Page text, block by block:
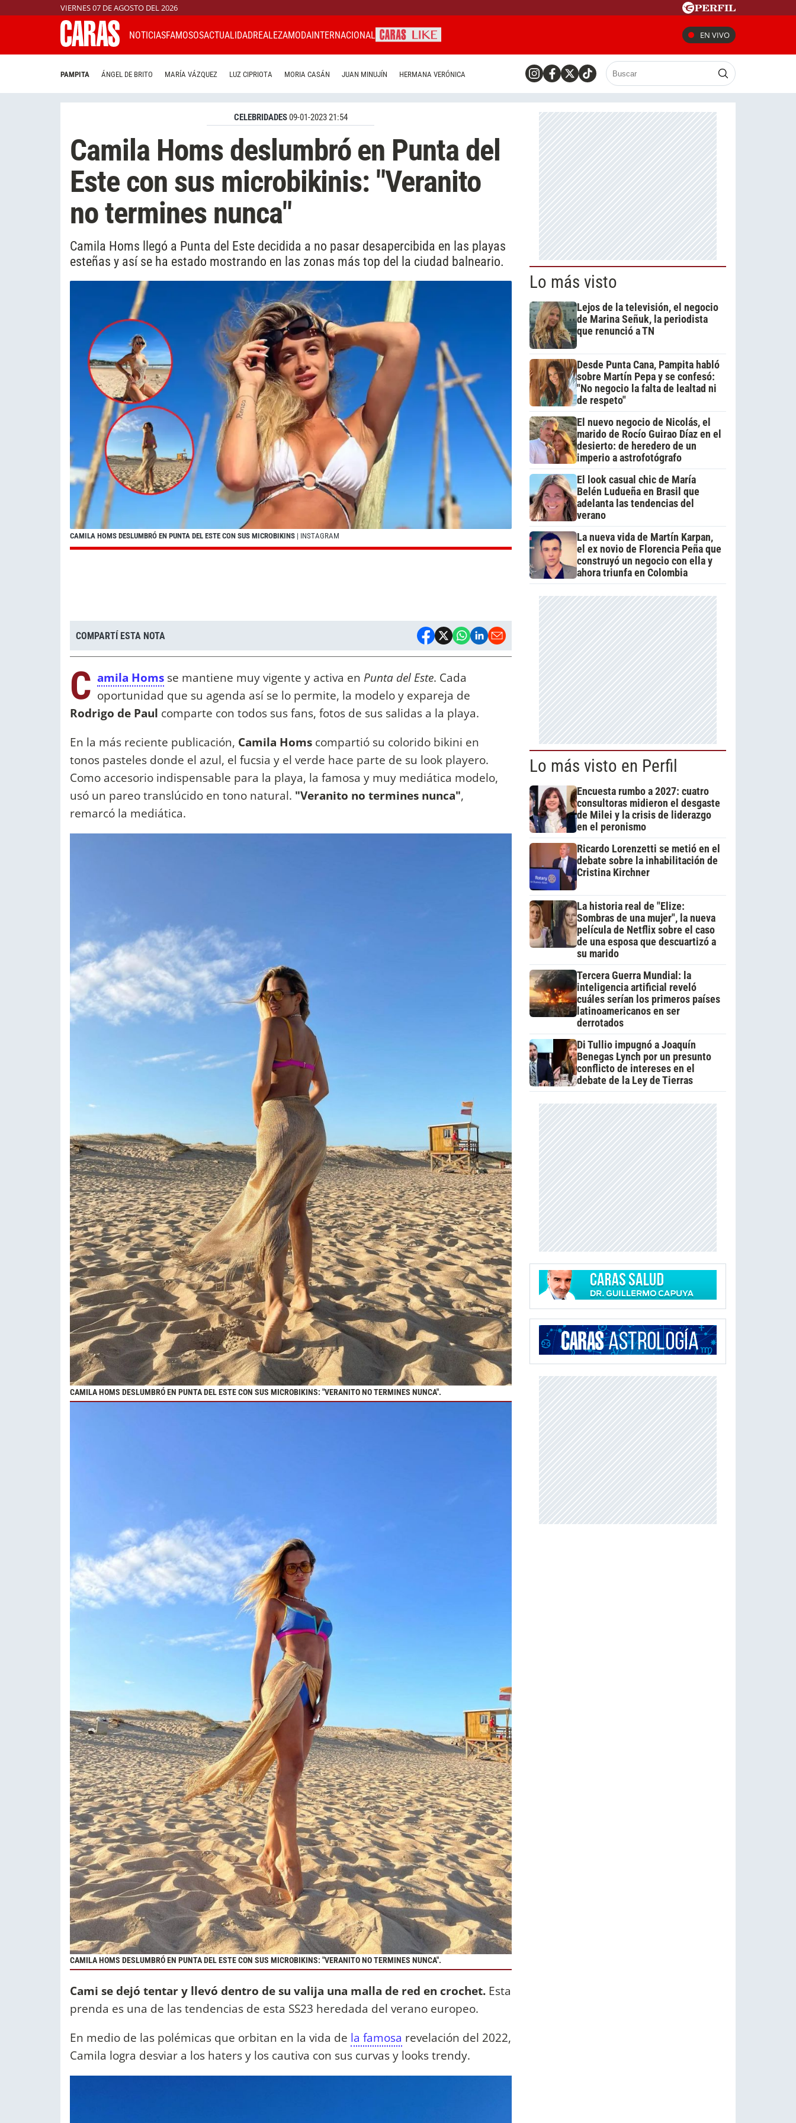
VIERNES 07 DE AGOSTO DEL 2026
NOTICIASFAMOSOSACTUALIDADREALEZAMODAINTERNACIONAL EN VIVO
PAMPITA ÁNGEL DE BRITO MARÍA VÁZQUEZ LUZ CIPRIOTA MORIA CASÁN JUAN MINUJÍN HERMANA VERÓNICA
CELEBRIDADES09-01-2023 21:54
Camila Homs deslumbró en Punta del
Este con sus microbikinis: "Veranito
no termines nunca"
Camila Homs llegó a Punta del Este decidida a no pasar desapercibida en las playas
esteñas y así se ha estado mostrando en las zonas más top del la ciudad balneario.
CAMILA HOMS DESLUMBRÓ EN PUNTA DEL ESTE CON SUS MICROBIKINS | INSTAGRAM
COMPARTÍ ESTA NOTA
C amila Homs se mantiene muy vigente y activa en Punta del Este. Cada
oportunidad que su agenda así se lo permite, la modelo y expareja de
Rodrigo de Paul comparte con todos sus fans, fotos de sus salidas a la playa.
En la más reciente publicación, Camila Homs compartió su colorido bikini en
tonos pasteles donde el azul, el fucsia y el verde hace parte de su look playero.
Como accesorio indispensable para la playa, la famosa y muy mediática modelo,
usó un pareo translúcido en tono natural. "Veranito no termines nunca",
remarcó la mediática.
CAMILA HOMS DESLUMBRÓ EN PUNTA DEL ESTE CON SUS MICROBIKINS: "VERANITO NO TERMINES NUNCA".
CAMILA HOMS DESLUMBRÓ EN PUNTA DEL ESTE CON SUS MICROBIKINS: "VERANITO NO TERMINES NUNCA".
Cami se dejó tentar y llevó dentro de su valija una malla de red en crochet. Esta
prenda es una de las tendencias de esta SS23 heredada del verano europeo.
En medio de las polémicas que orbitan en la vida de la famosa revelación del 2022,
Camila logra desviar a los haters y los cautiva con sus curvas y looks trendy.
Lo más visto
Lejos de la televisión, el negocio
de Marina Señuk, la periodista
que renunció a TN
Desde Punta Cana, Pampita habló
sobre Martín Pepa y se confesó:
"No negocio la falta de lealtad ni
de respeto"
El nuevo negocio de Nicolás, el
marido de Rocío Guirao Díaz en el
desierto: de heredero de un
imperio a astrofotógrafo
El look casual chic de María
Belén Ludueña en Brasil que
adelanta las tendencias del
verano
La nueva vida de Martín Karpan,
el ex novio de Florencia Peña que
construyó un negocio con ella y
ahora triunfa en Colombia
Lo más visto en Perfil
Encuesta rumbo a 2027: cuatro
consultoras midieron el desgaste
de Milei y la crisis de liderazgo
en el peronismo
Ricardo Lorenzetti se metió en el
debate sobre la inhabilitación de
Cristina Kirchner
La historia real de "Elize:
Sombras de una mujer", la nueva
película de Netflix sobre el caso
de una esposa que descuartizó a
su marido
Tercera Guerra Mundial: la
inteligencia artificial reveló
cuáles serían los primeros países
latinoamericanos en ser
derrotados
Di Tullio impugnó a Joaquín
Benegas Lynch por un presunto
conflicto de intereses en el
debate de la Ley de Tierras